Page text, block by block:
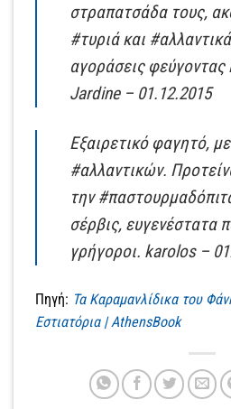
στραπατσάδα τους,
#τυριά και
αγοράσεις φεύγοντας
Jardine – 01.12.2015
Εξαιρετικό φαγητό,
#αλλαντικών.
την
σέρβις, ευγενέστατα
γρήγοροι. karolos –
Πηγή: Τα Καραμανλίδικα του
Εστιατόρια | AthensBook